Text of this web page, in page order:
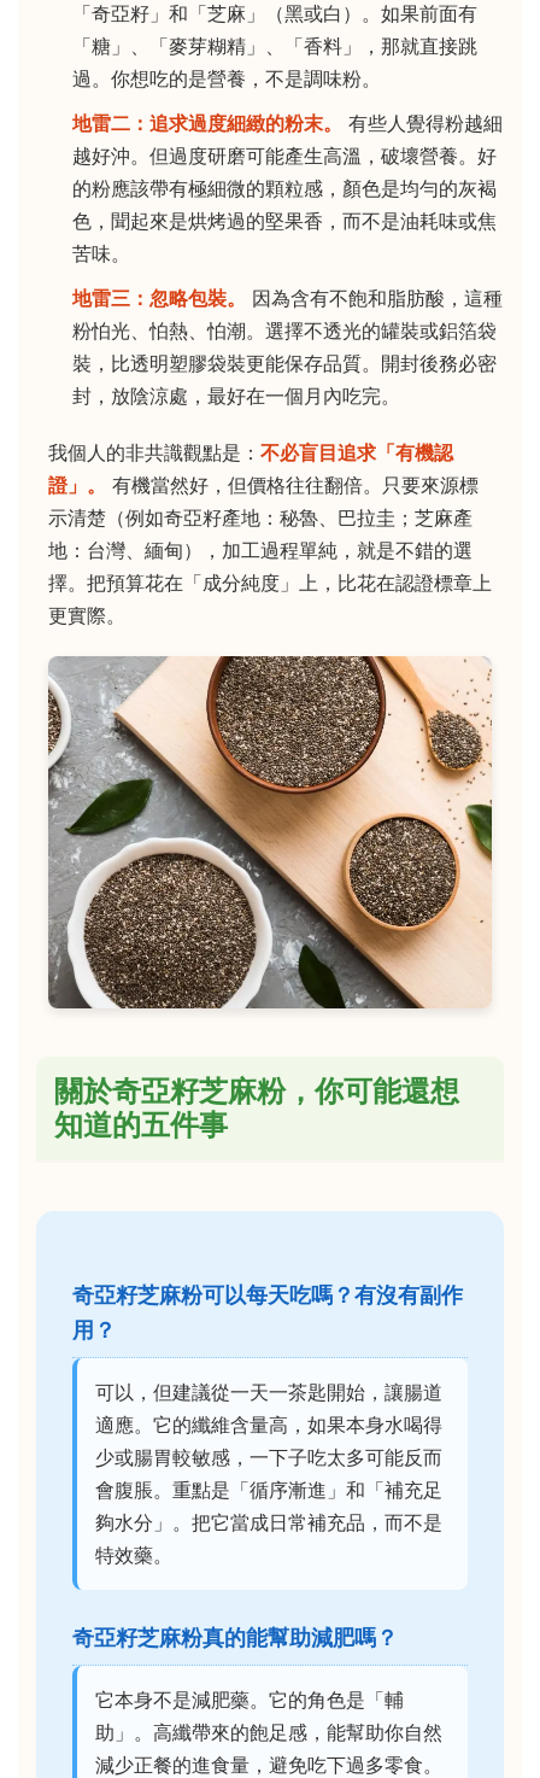
「奇亞籽」和「芝麻」（黑或白）。如果前面有
「糖」、「麥芽糊精」、「香料」，那就直接跳
過。你想吃的是營養，不是調味粉。
地雷二：追求過度細緻的粉末。
有些人覺得粉越細
越好沖。但過度研磨可能產生高溫，破壞營養。好
的粉應該帶有極細微的顆粒感，顏色是均勻的灰褐
色，聞起來是烘烤過的堅果香，而不是油耗味或焦
苦味。
地雷三：忽略包裝。
因為含有不飽和脂肪酸，這種
粉怕光、怕熱、怕潮。選擇不透光的罐裝或鋁箔袋
裝，比透明塑膠袋裝更能保存品質。開封後務必密
封，放陰涼處，最好在一個月內吃完。
我個人的非共識觀點是： 不必盲目追求「有機認
證」。
有機當然好，但價格往往翻倍。只要來源標
示清楚（例如奇亞籽產地：秘魯、巴拉圭；芝麻產
地：台灣、緬甸），加工過程單純，就是不錯的選
擇。把預算花在「成分純度」上，比花在認證標章上
更實際。
關於奇亞籽芝麻粉，你可能還想
知道的五件事
奇亞籽芝麻粉可以每天吃嗎？有沒有副作
用？
可以，但建議從一天一茶匙開始，讓腸道
適應。它的纖維含量高，如果本身水喝得
少或腸胃較敏感，一下子吃太多可能反而
會腹脹。重點是「循序漸進」和「補充足
夠水分」。把它當成日常補充品，而不是
特效藥。
奇亞籽芝麻粉真的能幫助減肥嗎？
它本身不是減肥藥。它的角色是「輔
助」。高纖帶來的飽足感，能幫助你自然
減少正餐的進食量，避免吃下過多零食。